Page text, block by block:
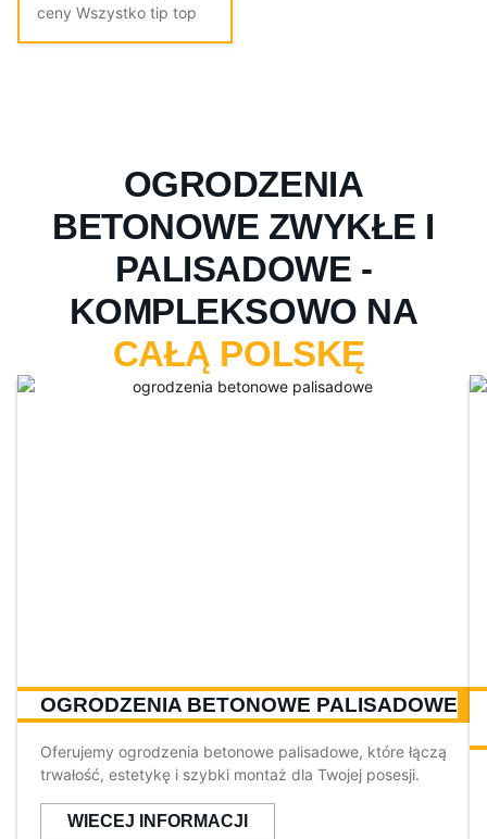
ceny Wszystko tip top
OGRODZENIA
BETONOWE ZWYKŁE I
PALISADOWE -
KOMPLEKSOWO NA
CAŁĄ POLSKĘ
OGRODZENIA BETONOWE PALISADOWE
Oferujemy ogrodzenia betonowe palisadowe, które łączą
trwałość, estetykę i szybki montaż dla Twojej posesji.
WIECEJ INFORMACJI